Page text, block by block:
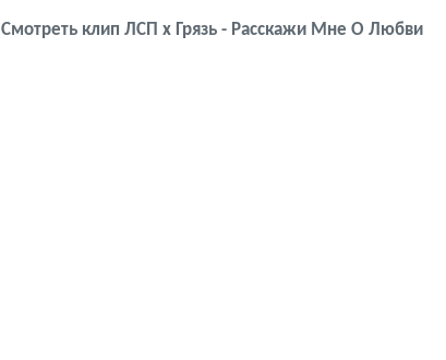
Смотреть клип ЛСП x Грязь - Расскажи Мне О Любви